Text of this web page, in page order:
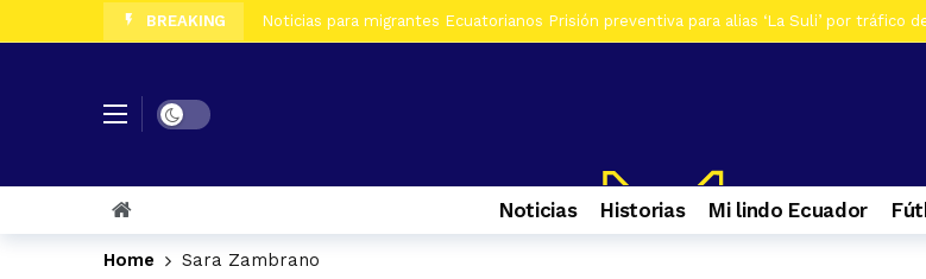
BREAKING Noticias para migrantes Ecuatorianos Prisión preventiva para alias ‘La Suli’ por tráfico
Noticias para migrantes Ecuatorianos Al menos 7 heridos por accidente de tránsito en
Noticias para migrantes Ecuatorianos Casa era utilizada para almacenar armas en La
Dark mode
Noticias Historias Mi lindo Ecuador
Home Sara Zambrano